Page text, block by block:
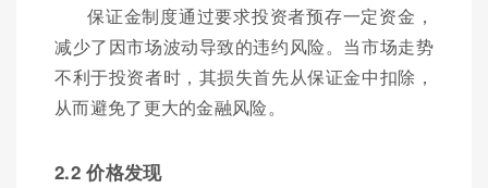
保证金制度通过要求投资者预存一定资金，
减少了因市场波动导致的违约风险。当市场走势
不利于投资者时，其损失首先从保证金中扣除，
从而避免了更大的金融风险。
2.2 价格发现